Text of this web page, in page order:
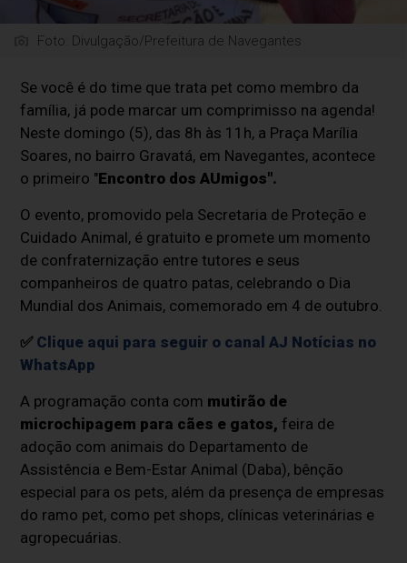
Foto: Divulgação/Prefeitura de Navegantes
Se você é do time que trata pet como membro da
família, já pode marcar um comprimisso na agenda!
Neste domingo (5), das 8h às 11h, a Praça Marília
Soares, no bairro Gravatá, em Navegantes, acontece
o primeiro "Encontro dos AUmigos".
O evento, promovido pela Secretaria de Proteção e
Cuidado Animal, é gratuito e promete um momento
de confraternização entre tutores e seus
companheiros de quatro patas, celebrando o Dia
Mundial dos Animais, comemorado em 4 de outubro.
✅ Clique aqui para seguir o canal AJ Notícias no
WhatsApp
A programação conta com mutirão de
microchipagem para cães e gatos, feira de
adoção com animais do Departamento de
Assistência e Bem-Estar Animal (Daba), bênção
especial para os pets, além da presença de empresas
do ramo pet, como pet shops, clínicas veterinárias e
agropecuárias.